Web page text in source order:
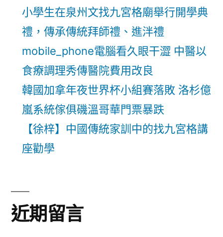
小學生在泉州文找九宮格廟舉行開學典
禮，傳承傳統拜師禮、進泮禮
mobile_phone電腦看久眼干澀 中醫以
食療調理秀傳醫院費用改良
韓國加拿年夜世界杯小組賽落敗 洛杉億
嵐系統傢俱磯溫哥華門票暴跌
【徐梓】中國傳統家訓中的找九宮格講
座勸學
近期留言